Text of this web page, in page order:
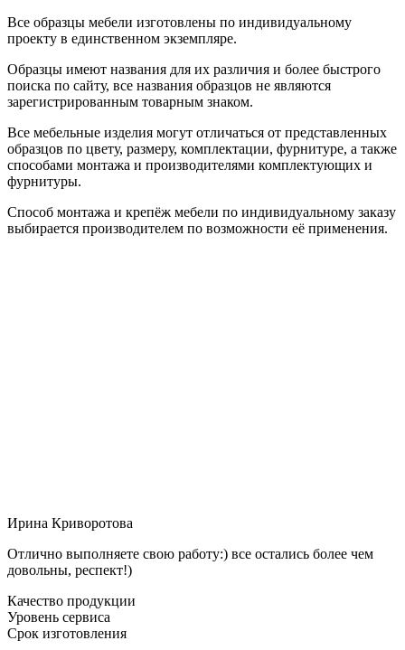
Все образцы мебели изготовлены по индивидуальному
проекту в единственном экземпляре.
Образцы имеют названия для их различия и более быстрого
поиска по сайту, все названия образцов не являются
зарегистрированным товарным знаком.
Все мебельные изделия могут отличаться от представленных
образцов по цвету, размеру, комплектации, фурнитуре, а также
способами монтажа и производителями комплектующих и
фурнитуры.
Способ монтажа и крепёж мебели по индивидуальному заказу
выбирается производителем по возможности её применения.
Ирина Криворотова
Отлично выполняете свою работу:) все остались более чем
довольны, респект!)
Качество продукции
Уровень сервиса
Срок изготовления